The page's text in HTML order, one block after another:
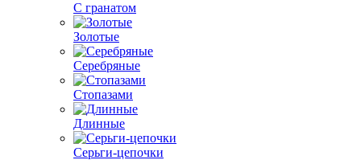
С гранатом
Золотые
Серебряные
Стопазами
Длинные
Серьги-цепочки